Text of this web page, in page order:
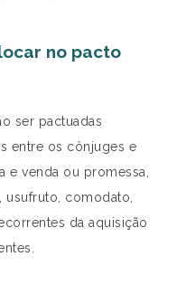
no pacto
ser pactuadas
entre os cônjuges e
e venda ou promessa,
usufruto, comodato,
da aquisição